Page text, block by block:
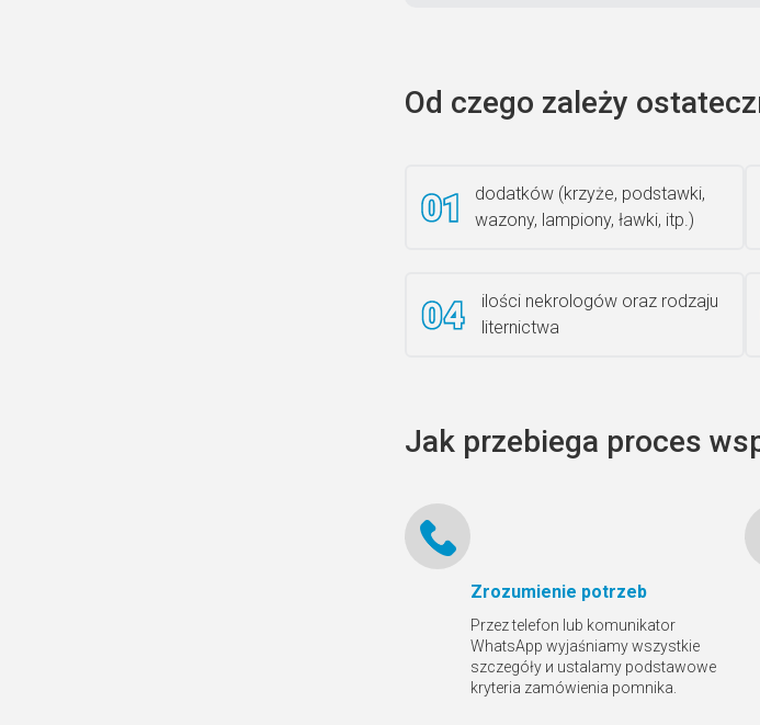
Od czego zależy
dodatków (krzyże, podstawki,
wazony, lampiony, ławki, itp.)
ilości nekrologów oraz rodzaju
liternictwa
Jak przebiega proces
Zrozumienie potrzeb
Przez telefon lub komunikator
WhatsApp wyjaśniamy wszystkie
szczegóły и ustalamy podstawowe
kryteria zamówienia pomnika.